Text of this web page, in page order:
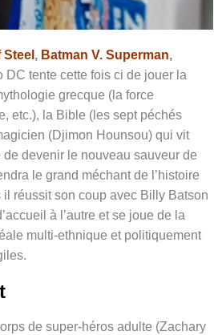
Steel , Batman V. Superman,
DC tente cette fois ci de jouer la
grecque (la force
etc.), la Bible (les sept péchés
(Djimon Hounsou) qui vit
devenir le nouveau sauveur de
le grand méchant de l’histoire
réussit son coup avec Billy Batson
à l’autre et se joue de la
multi-ethnique et politiquement
de super-héros adulte (Zachary